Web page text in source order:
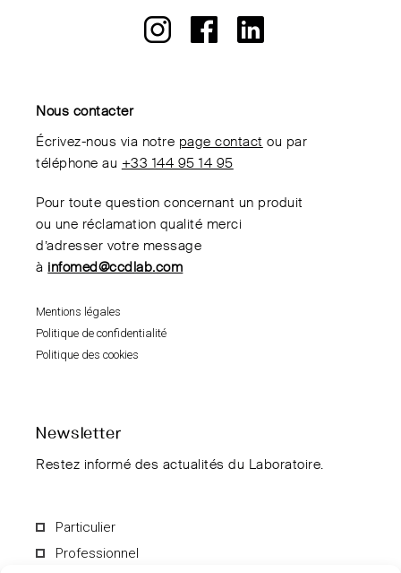
Nous contacter
Écrivez-nous via notre page contact ou par
téléphone au +33 144 95 14 95
Pour toute question concernant un produit
ou une réclamation qualité merci
d’adresser votre message
à infomed@ccdlab.com
Mentions légales
Politique de confidentialité
Politique des cookies
Newsletter
Restez informé des actualités du Laboratoire.
Particulier
Professionnel